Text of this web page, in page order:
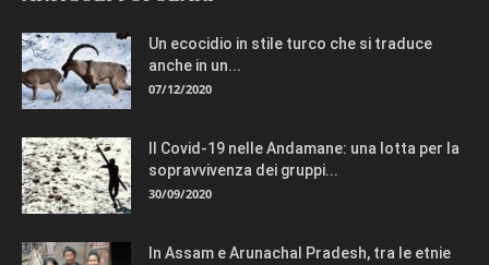
Un ecocidio in stile turco che si traduce
anche in un...
07/12/2020
Il Covid-19 nelle Andamane: una lotta per la
sopravvivenza dei gruppi...
30/09/2020
In Assam e Arunachal Pradesh, tra le etnie